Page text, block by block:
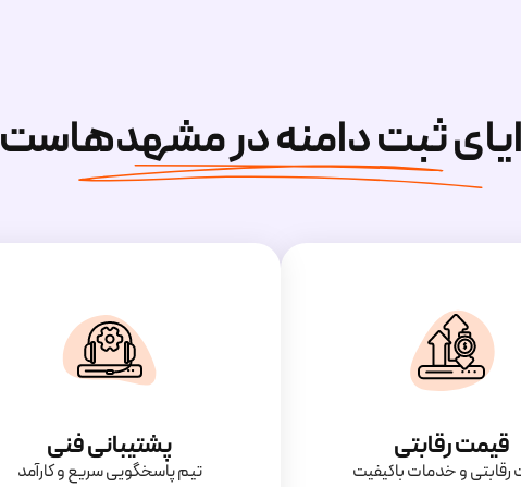
ثبت دامنه در مشهدهاست
قیمت رقابتی
و خدمات باکیفیت
پشتیبانی فنی
تیم پاسخگویی سریع و کارآمد